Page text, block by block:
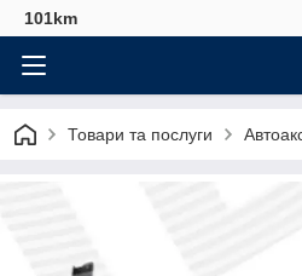
101km
Товари та послуги